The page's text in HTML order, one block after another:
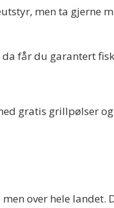
men ta gjerne
får du garantert
gratis grillpølser
over hele landet.